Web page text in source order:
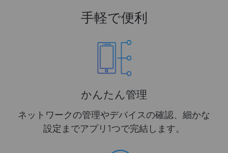
手軽で便利
かんたん管理
ネットワークの管理やデバイスの確認、細かな
設定までアプリ1つで完結します。